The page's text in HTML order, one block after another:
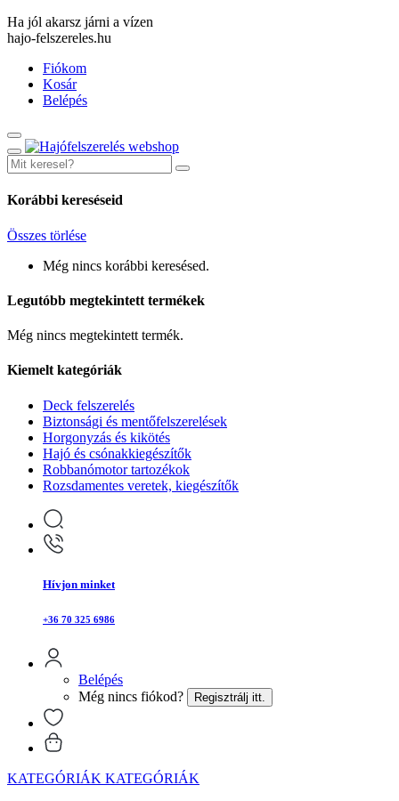
Ha jól akarsz járni a vízen
hajo-felszereles.hu
Fiókom
Kosár
Belépés
Korábbi kereséseid
Összes törlése
Még nincs korábbi keresésed.
Legutóbb megtekintett termékek
Még nincs megtekintett termék.
Kiemelt kategóriák
Deck felszerelés
Biztonsági és mentőfelszerelések
Horgonyzás és kikötés
Hajó és csónakkiegészítők
Robbanómotor tartozékok
Rozsdamentes veretek, kiegészítők
Hívjon minket
+36 70 325 6986
Belépés
Még nincs fiókod?
Regisztrálj itt.
KATEGÓRIÁK KATEGÓRIÁK